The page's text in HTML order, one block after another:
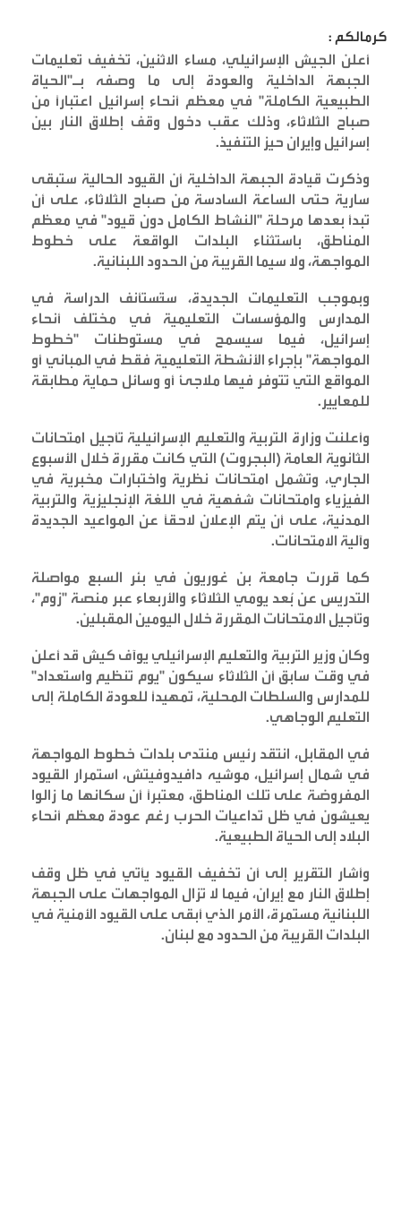
كرمالكم :
أعلن الجيش الإسرائيلي، مساء الاثنين، تخفيف تعليمات
الجبهة الداخلية والعودة إلى ما وصفه بـ"الحياة
الطبيعية الكاملة" في معظم أنحاء إسرائيل اعتباراً من
صباح الثلاثاء، وذلك عقب دخول وقف إطلاق النار بين
إسرائيل وإيران حيز التنفيذ.
وذكرت قيادة الجبهة الداخلية أن القيود الحالية ستبقى
سارية حتى الساعة السادسة من صباح الثلاثاء، على أن
تبدأ بعدها مرحلة "النشاط الكامل دون قيود" في معظم
المناطق، باستثناء البلدات الواقعة على خطوط
المواجهة، ولا سيما القريبة من الحدود اللبنانية.
وبموجب التعليمات الجديدة، ستُستأنف الدراسة في
المدارس والمؤسسات التعليمية في مختلف أنحاء
إسرائيل، فيما سيسمح في مستوطنات "خطوط
المواجهة" بإجراء الأنشطة التعليمية فقط في المباني أو
المواقع التي تتوفر فيها ملاجئ أو وسائل حماية مطابقة
للمعايير.
وأعلنت وزارة التربية والتعليم الإسرائيلية تأجيل امتحانات
الثانوية العامة (البجروت) التي كانت مقررة خلال الأسبوع
الجاري، وتشمل امتحانات نظرية واختبارات مخبرية في
الفيزياء وامتحانات شفهية في اللغة الإنجليزية والتربية
المدنية، على أن يتم الإعلان لاحقاً عن المواعيد الجديدة
وآلية الامتحانات.
كما قررت جامعة بن غوريون في بئر السبع مواصلة
التدريس عن بُعد يومي الثلاثاء والأربعاء عبر منصة "زوم"،
وتأجيل الامتحانات المقررة خلال اليومين المقبلين.
وكان وزير التربية والتعليم الإسرائيلي يوآف كيش قد أعلن
في وقت سابق أن الثلاثاء سيكون "يوم تنظيم واستعداد"
للمدارس والسلطات المحلية، تمهيداً للعودة الكاملة إلى
التعليم الوجاهي.
في المقابل، انتقد رئيس منتدى بلدات خطوط المواجهة
في شمال إسرائيل، موشيه دافيدوفيتش، استمرار القيود
المفروضة على تلك المناطق، معتبراً أن سكانها ما زالوا
يعيشون في ظل تداعيات الحرب رغم عودة معظم أنحاء
البلاد إلى الحياة الطبيعية.
وأشار التقرير إلى أن تخفيف القيود يأتي في ظل وقف
إطلاق النار مع إيران، فيما لا تزال المواجهات على الجبهة
اللبنانية مستمرة، الأمر الذي أبقى على القيود الأمنية في
البلدات القريبة من الحدود مع لبنان.